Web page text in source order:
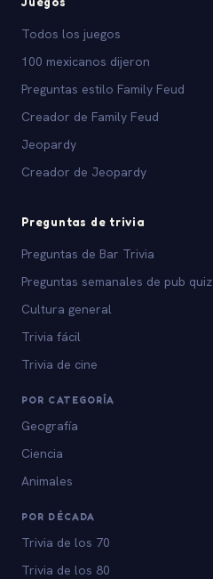
Todos los juegos
100 mexicanos dijeron
Preguntas estilo Family Feud
Creador de Family Feud
Jeopardy
Creador de Jeopardy
Preguntas de trivia
Preguntas de Bar Trivia
Preguntas semanales de pub quiz
Cultura general
Trivia fácil
Trivia de cine
POR CATEGORÍA
Geografía
Ciencia
Animales
POR DÉCADA
Trivia de los 70
Trivia de los 80